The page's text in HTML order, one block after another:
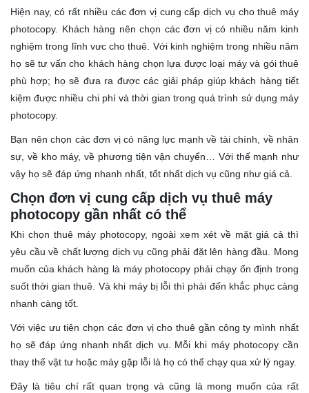
Hiện nay, có rất nhiều các đơn vị cung cấp dịch vụ cho thuê máy
photocopy. Khách hàng nên chọn các đơn vị có nhiều năm kinh
nghiệm trong lĩnh vưc cho thuê. Với kinh nghiệm trong nhiều năm
họ sẽ tư vấn cho khách hàng chọn lựa được loại máy và gói thuê
phù hợp; họ sẽ đưa ra được các giải pháp giúp khách hàng tiết
kiệm được nhiều chi phí và thời gian trong quá trình sử dụng máy
photocopy.
Bạn nên chọn các đơn vị có năng lực mạnh về tài chính, về nhân
sự, về kho máy, về phương tiện vận chuyển… Với thế mạnh như
vậy họ sẽ đáp ứng nhanh nhất, tốt nhất dịch vụ cũng như giá cả.
Chọn đơn vị cung cấp dịch vụ thuê máy
photocopy gần nhất có thể
Khi chọn thuê máy photocopy, ngoài xem xét về mặt giá cả thì
yêu cầu về chất lượng dịch vụ cũng phải đặt lên hàng đầu. Mong
muốn của khách hàng là máy photocopy phải chạy ổn định trong
suốt thời gian thuê. Và khi máy bị lỗi thì phải đến khắc phục càng
nhanh càng tốt.
Với việc ưu tiên chọn các đơn vị cho thuê gần công ty mình nhất
họ sẽ đáp ứng nhanh nhất dịch vụ. Mỗi khi máy photocopy cần
thay thế vật tư hoặc máy gặp lỗi là họ có thể chạy qua xử lý ngay.
Đây là tiêu chí rất quan trọng và cũng là mong muốn của rất